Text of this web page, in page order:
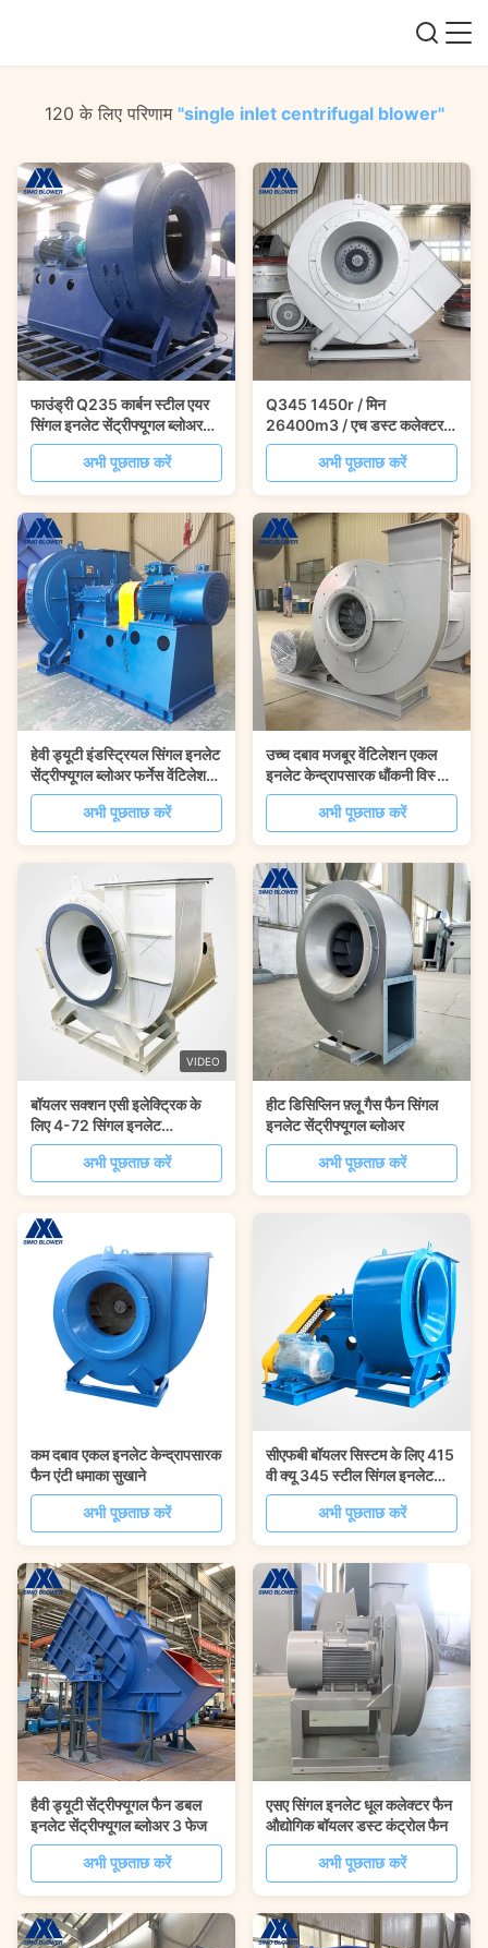
120 के लिए परिणाम "single inlet centrifugal blower"
फाउंड्री Q235 कार्बन स्टील एयर
सिंगल इनलेट सेंट्रीफ्यूगल ब्लोअर
13840pa
अभी पूछताछ करें
Q345 1450r / मिन
26400m3 / एच डस्ट कलेक्टर
फैन सिंगल इनलेट सेंट्रीफ्यूगल
अभी पूछताछ करें
हेवी ड्यूटी इंडस्ट्रियल सिंगल इनलेट
सेंट्रीफ्यूगल ब्लोअर फर्नेस वेंटिलेशन
सिंटरिंग फैन
अभी पूछताछ करें
उच्च दबाव मजबूर वेंटिलेशन एकल
इनलेट केन्द्रापसारक धौंकनी विस्फोट
प्रूफिंग
अभी पूछताछ करें
VIDEO
बॉयलर सक्शन एसी इलेक्ट्रिक के
लिए 4-72 सिंगल इनलेट
सेंट्रीफ्यूगल फैन
अभी पूछताछ करें
हीट डिसिप्लिन फ़्लू गैस फैन सिंगल
इनलेट सेंट्रीफ्यूगल ब्लोअर
अभी पूछताछ करें
कम दबाव एकल इनलेट केन्द्रापसारक
फैन एंटी धमाका सुखाने
अभी पूछताछ करें
सीएफबी बॉयलर सिस्टम के लिए 415
वी क्यू 345 स्टील सिंगल इनलेट
सेंट्रीफ्यूगल ब्लोअर
अभी पूछताछ करें
हैवी ड्यूटी सेंट्रीफ्यूगल फैन डबल
इनलेट सेंट्रीफ्यूगल ब्लोअर 3 फेज
अभी पूछताछ करें
एसए सिंगल इनलेट धूल कलेक्टर फैन
औद्योगिक बॉयलर डस्ट कंट्रोल फैन
अभी पूछताछ करें